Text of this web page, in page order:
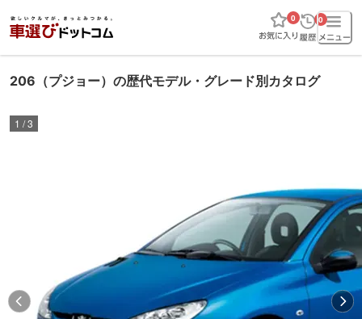
0 0
206（プジョー）の歴代モデル・グレード別カタログ
1 /3